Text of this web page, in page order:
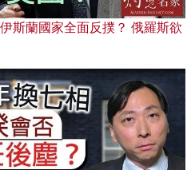
斯蘭國家全面反撲？ 俄羅斯欲